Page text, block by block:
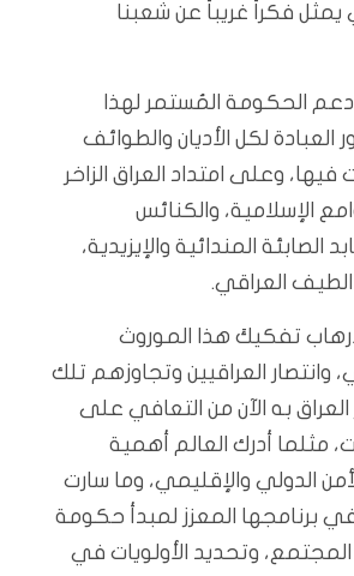
فكراً غريباً عن شعبنا
الحكومة المُستمر لهذا
العبادة لكل الأديان والطوائف
فيها، وعلى امتداد العراق الزاخر
الإسلامية، والكنائس
الصابئة المندائية والإيزيدية،
العراقي.
تفكيكَ هذا الموروث
وانتصار العراقيين وتجاوزهم تلك
العراق به الآن من التعافي على
مثلما أدرك العالم أهمية
الدولي والإقليمي، وما سارت
برنامجها المعزز لمبدأ حكومة
المجتمع، وتحديد الأولويات في